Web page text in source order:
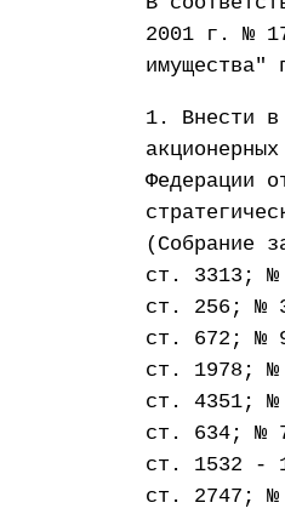
2001 г. №
имущества"
1. Внести в
Федерации
(Собрание
ст. 3313;
ст. 256; №
ст. 672; №
ст. 1978;
ст. 4351;
ст. 634; №
ст. 1532 -
ст. 2747;